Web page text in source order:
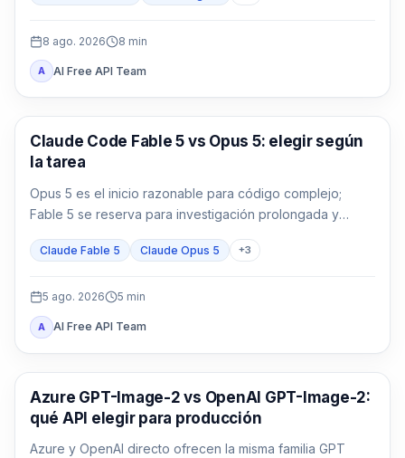
8 ago. 2026 8 min
A AI Free API Team
Claude Code
Claude Code Fable 5 vs Opus 5: elegir según
la tarea
Opus 5 es el inicio razonable para código complejo;
Fable 5 se reserva para investigación prolongada y
Claude Fable 5 Claude Opus 5 +3
5 ago. 2026 5 min
A AI Free API Team
Generación de imágenes con IA
Azure GPT-Image-2 vs OpenAI GPT-Image-2:
qué API elegir para producción
Azure y OpenAI directo ofrecen la misma familia GPT